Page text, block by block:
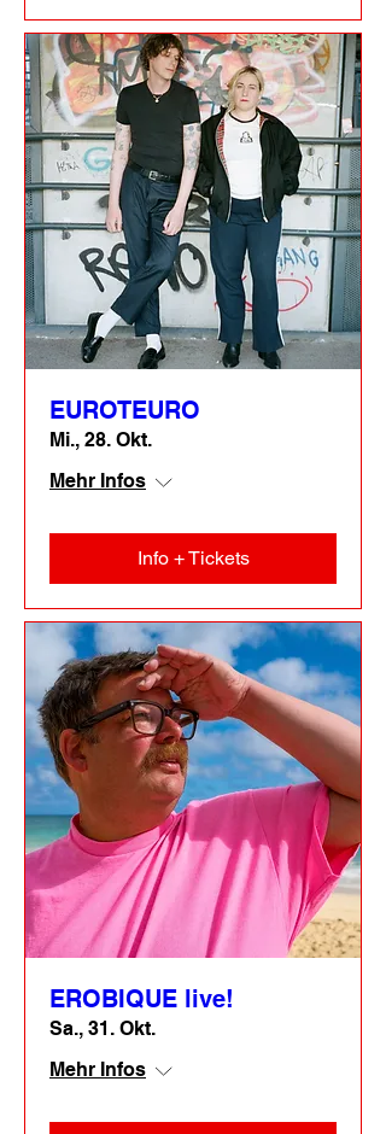
EUROTEURO
Mi., 28. Okt.
Mehr Infos
Info + Tickets
EROBIQUE live!
Sa., 31. Okt.
Mehr Infos